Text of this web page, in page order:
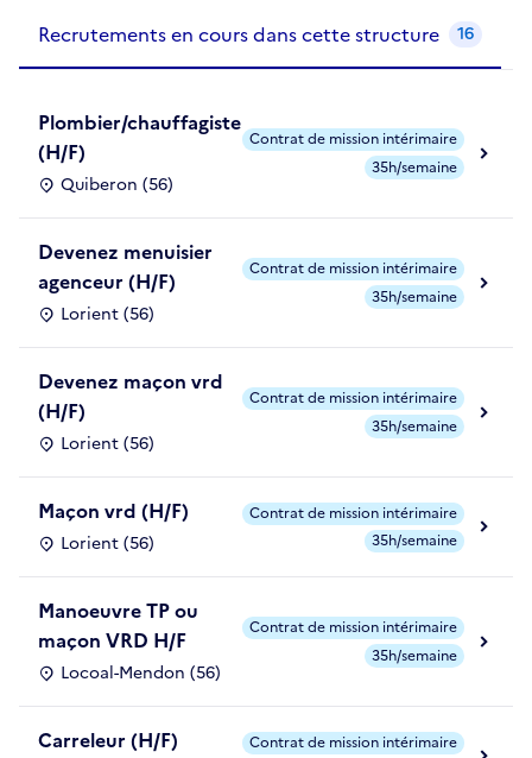
Recrutements en cours dans cette structure 16
Plombier/chauffagiste
(H/F)
Quiberon (56)
Contrat de mission intérimaire
35h/semaine
Devenez menuisier
agenceur (H/F)
Lorient (56)
Contrat de mission intérimaire
35h/semaine
Devenez maçon vrd
(H/F)
Lorient (56)
Contrat de mission intérimaire
35h/semaine
Maçon vrd (H/F)
Lorient (56)
Contrat de mission intérimaire
35h/semaine
Manoeuvre TP ou
maçon VRD H/F
Locoal-Mendon (56)
Contrat de mission intérimaire
35h/semaine
Carreleur (H/F)
Contrat de mission intérimaire